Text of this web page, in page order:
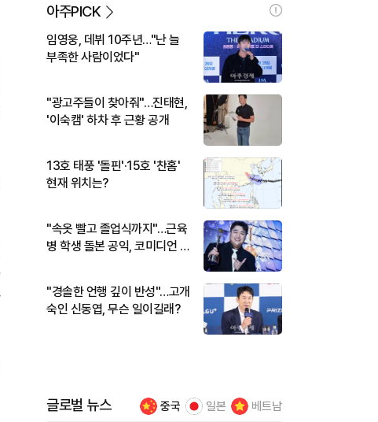
아주PICK
임영웅, 데뷔 10주년…"난 늘
부족한 사람이었다"
"광고주들이 찾아줘"…진태현,
'이숙캠' 하차 후 근황 공개
13호 태풍 '돌핀'·15호 '찬홈'
현재 위치는?
"속옷 빨고 졸업식까지"…근육
병 학생 돌본 공익, 코미디언 김
"경솔한 언행 깊이 반성"…고개
숙인 신동엽, 무슨 일이길래?
글로벌 뉴스 중국 일본 베트남